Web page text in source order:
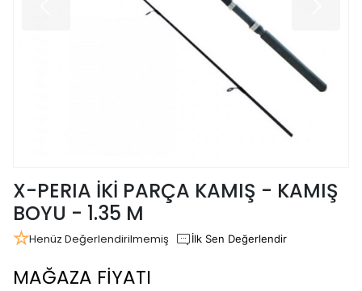
X-PERIA İKİ PARÇA KAMIŞ - KAMIŞ
BOYU - 1.35 M
Henüz Değerlendirilmemiş İlk Sen Değerlendir
MAĞAZA FİYATI